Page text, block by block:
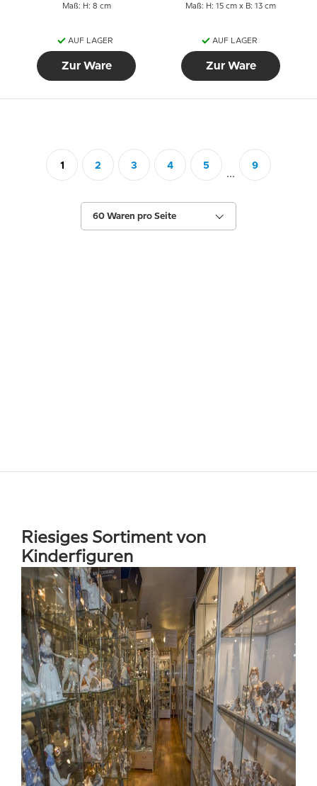
Maß: H: 8 cm
AUF LAGER
Zur Ware
Maß: H: 15 cm x B: 13 cm
AUF LAGER
Zur Ware
1 2 3 4 5
...
9
60 Waren pro Seite
Riesiges Sortiment von
Kinderfiguren